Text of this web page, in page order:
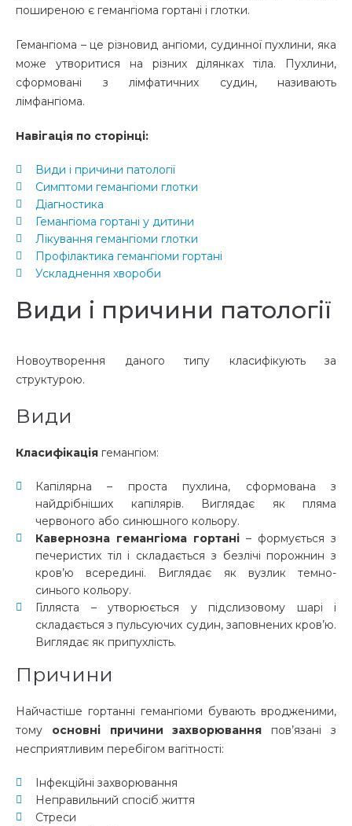
поширеною є гемангіома гортані і глотки.
Гемангіома – це різновид ангіоми, судинної пухлини, яка
може утворитися на різних ділянках тіла.
Пухлини,
сформовані з лімфатичних судин, називають
лімфангіома.
Навігація по сторінці:
Види і причини патології
Симптоми гемангіоми глотки
Діагностика
Гемангіома гортані у дитини
Лікування гемангіоми глотки
Профілактика гемангіоми гортані
Ускладнення хвороби
Види і причини патології
Новоутворення даного типу класифікують за
структурою.
Види
Класифікація гемангіом:
Капілярна – проста пухлина, сформована з
найдрібніших капілярів. Виглядає як пляма
червоного або синюшного кольору.
Кавернозна гемангіома гортані – формується з
печеристих тіл і складається з безлічі порожнин з
кров’ю всередині. Виглядає як вузлик темно-
синього кольору.
Гілляста – утворюється у підслизовому шарі і
складається з пульсуючих судин, заповнених кров’ю.
Виглядає як припухлість.
Причини
Найчастіше гортанні гемангіоми бувають вродженими,
тому основні причини захворювання пов’язані з
несприятливим перебігом вагітності:
Інфекційні захворювання
Неправильний спосіб життя
Стреси